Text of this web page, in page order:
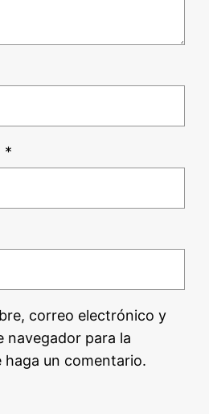
*
correo electrónico y
navegador para la
haga un comentario.